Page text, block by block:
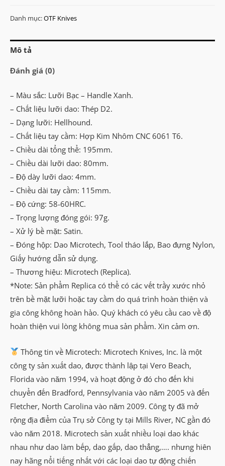
Danh mục:OTF Knives
Mô tả
Đánh giá (0)
– Màu sắc: Lưỡi Bạc – Handle Xanh.
– Chất liệu lưỡi dao: Thép D2.
– Dạng lưỡi: Hellhound.
– Chất liệu tay cầm: Hợp Kim Nhôm CNC 6061 T6.
– Chiều dài tổng thể: 195mm.
– Chiều dài lưỡi dao: 80mm.
– Độ dày lưỡi dao: 4mm.
– Chiều dài tay cầm: 115mm.
– Độ cứng: 58-60HRC.
– Trọng lượng đóng gói: 97g.
– Xử lý bề mặt: Satin.
– Đóng hộp: Dao Microtech, Tool tháo lắp, Bao đựng Nylon,
Giấy hướng dẫn sử dụng.
– Thương hiệu: Microtech (Replica).
*Note: Sản phẩm Replica có thể có các vết trầy xước nhỏ
trên bề mặt lưỡi hoặc tay cầm do quá trình hoàn thiện và
gia công không hoàn hảo. Quý khách có yêu cầu cao về độ
hoàn thiện vui lòng không mua sản phẩm. Xin cảm ơn.
Thông tin về Microtech: Microtech Knives, Inc. là một
công ty sản xuất dao, được thành lập tại Vero Beach,
Florida vào năm 1994, và hoạt động ở đó cho đến khi
chuyển đến Bradford, Pennsylvania vào năm 2005 và đến
Fletcher, North Carolina vào năm 2009. Công ty đã mở
rộng địa điểm của Trụ sở Công ty tại Mills River, NC gần đó
vào năm 2018. Microtech sản xuất nhiều loại dao khác
nhau như dao làm bếp, dao gấp, dao thẳng,…. nhưng hiên
nay hãng nổi tiếng nhất với các loại dao tự động chiến